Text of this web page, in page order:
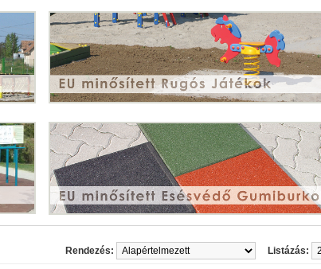
Listázás:
Rendezés: